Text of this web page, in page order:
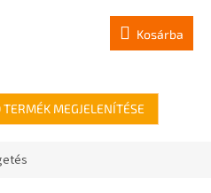
Kosárba
TERMÉK MEGJELENÍTÉSE